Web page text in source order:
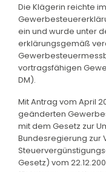
Die Klägerin reichte
ein und wurde unter
erklärungsgemäß
vortragsfähigen
DM).
Mit Antrag vom April
geänderten
mit dem Gesetz zur
Bundesregierung zur
Gesetz) vom